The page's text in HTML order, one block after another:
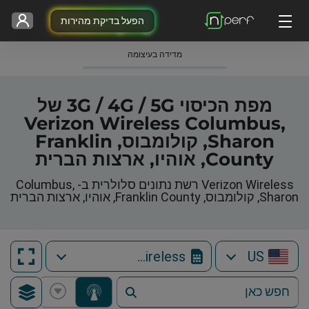
הפעל בדיקת מהירות
מדידה בעיצומה
מפת הכיסוי 3G / 4G / 5G של
Verizon Wireless Columbus,
Sharon, קולומבוס, Franklin
County, אוהיו, ארצות הברית
Verizon Wireless רשת נתונים סלולרית ב- Columbus,
Sharon, קולומבוס, Franklin County, אוהיו, ארצות הברית
US
Verizon Wireless